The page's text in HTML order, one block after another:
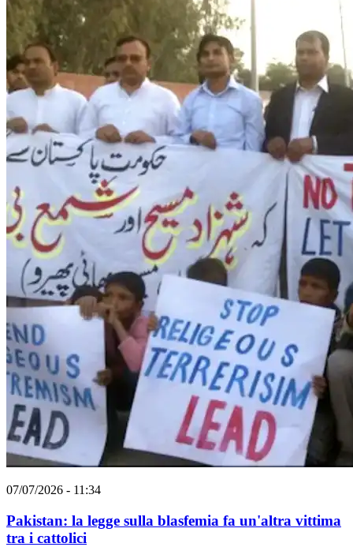
07/07/2026 - 11:34
Pakistan: la legge sulla blasfemia fa un'altra vittima
tra i cattolici